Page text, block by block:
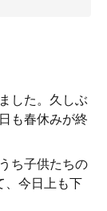
した。久しぶ
も春休みが終
ち子供たちの
、今日上も下